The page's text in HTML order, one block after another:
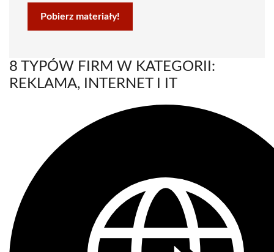
Pobierz materiały!
8 TYPÓW FIRM W KATEGORII:
REKLAMA, INTERNET I IT